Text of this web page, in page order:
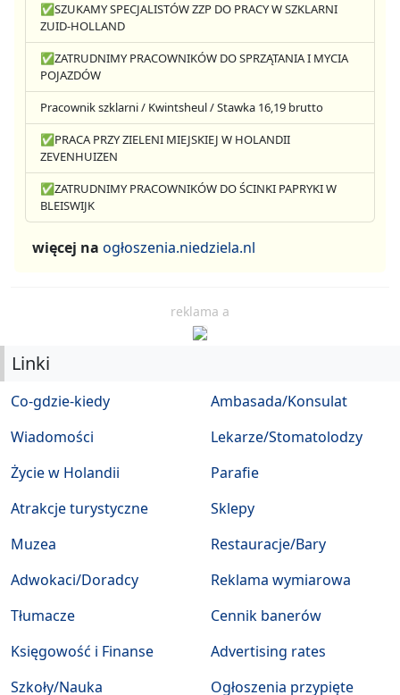
✅SZUKAMY SPECJALISTÓW ZZP DO PRACY W SZKLARNI
ZUID-HOLLAND
✅ZATRUDNIMY PRACOWNIKÓW DO SPRZĄTANIA I MYCIA
POJAZDÓW
Pracownik szklarni / Kwintsheul / Stawka 16,19 brutto
✅PRACA PRZY ZIELENI MIEJSKIEJ W HOLANDII
ZEVENHUIZEN
✅ZATRUDNIMY PRACOWNIKÓW DO ŚCINKI PAPRYKI W
BLEISWIJK
więcej na ogłoszenia.niedziela.nl
reklama a
Linki
Co-gdzie-kiedy
Wiadomości
Życie w Holandii
Atrakcje turystyczne
Muzea
Ambasada/Konsulat
Lekarze/Stomatolodzy
Parafie
Sklepy
Restauracje/Bary
Adwokaci/Doradcy
Tłumacze
Księgowość i Finanse
Szkoły/Nauka
Reklama wymiarowa
Cennik banerów
Advertising rates
Ogłoszenia przypięte